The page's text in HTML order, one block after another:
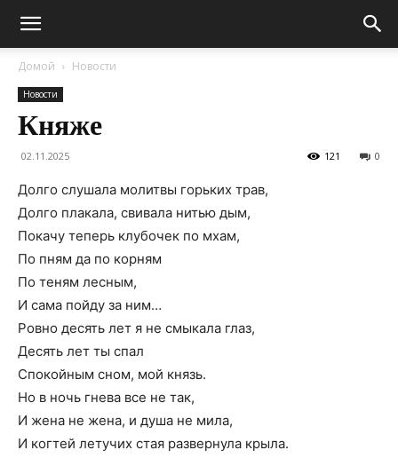
Домой Новости
Новости
Княже
02.11.2025 0
121
Долго слушала молитвы горьких трав,
Долго плакала, свивала нитью дым,
Покачу теперь клубочек по мхам,
По пням да по корням
По теням лесным,
И сама пойду за ним…
Ровно десять лет я не смыкала глаз,
Десять лет ты спал
Спокойным сном, мой князь.
Но в ночь гнева все не так,
И жена не жена, и душа не мила,
И когтей летучих стая развернула крыла.